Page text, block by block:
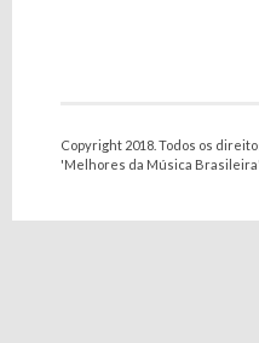
Copyright 2018. Todos os
'Melhores da Música